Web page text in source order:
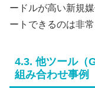
ードルが高い新規
ートできるのは非
4.3. 他ツール（
組み合わせ事例